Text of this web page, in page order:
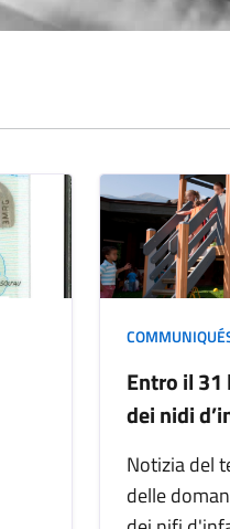
Entro il
dei nidi
Notizia del
delle